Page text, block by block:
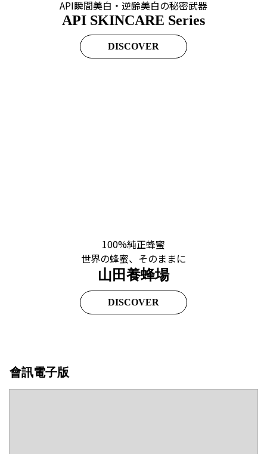
API瞬間美白・逆齢美白の秘密武器
API SKINCARE Series
DISCOVER
100%純正蜂蜜
世界の蜂蜜、そのままに
山田養蜂場
DISCOVER
會訊電子版